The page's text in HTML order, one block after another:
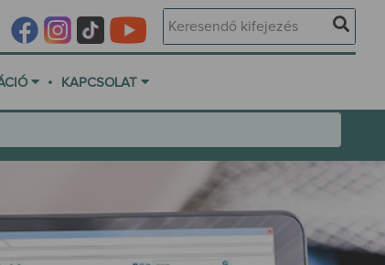
• KAPCSOLAT